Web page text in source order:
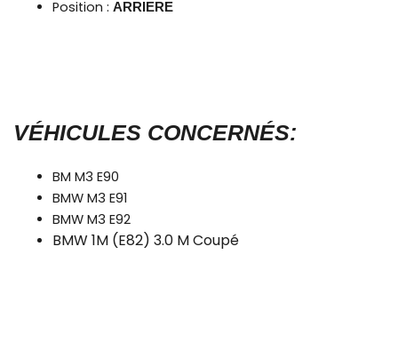
Position : ARRIERE
VÉHICULES CONCERNÉS:
BM M3 E90
BMW M3 E91
BMW M3 E92
BMW 1M (E82) 3.0 M Coupé